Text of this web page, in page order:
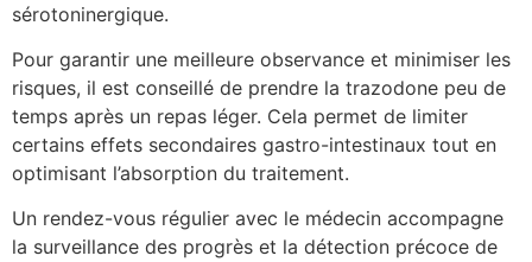
sérotoninergique.
Pour garantir une meilleure observance et minimiser les
risques, il est conseillé de prendre la trazodone peu de
temps après un repas léger. Cela permet de limiter
certains effets secondaires gastro-intestinaux tout en
optimisant l’absorption du traitement.
Un rendez-vous régulier avec le médecin accompagne
la surveillance des progrès et la détection précoce de